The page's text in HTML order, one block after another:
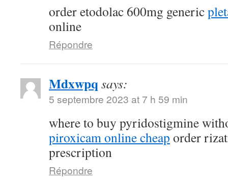
order etodolac 600mg generic
online
Répondre
Mdxwpq says:
5 septembre 2023 at 7 h 59 min
where to buy pyridostigmine
piroxicam online cheap order
prescription
Répondre